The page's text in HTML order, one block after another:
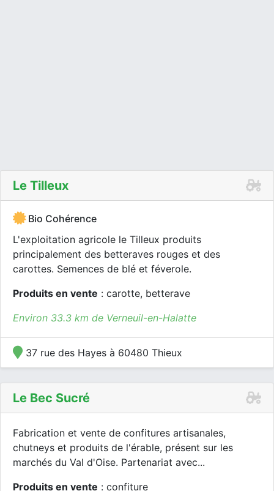
Le Tilleux
Bio Cohérence
L'exploitation agricole le Tilleux produits
principalement des betteraves rouges et des
carottes. Semences de blé et féverole.
Produits en vente : carotte, betterave
Environ 33.3 km de Verneuil-en-Halatte
37 rue des Hayes à 60480 Thieux
Le Bec Sucré
Fabrication et vente de confitures artisanales,
chutneys et produits de l'érable, présent sur les
marchés du Val d'Oise. Partenariat avec...
Produits en vente : confiture